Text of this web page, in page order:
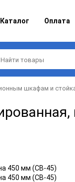
Каталог Оплата
шкафам и